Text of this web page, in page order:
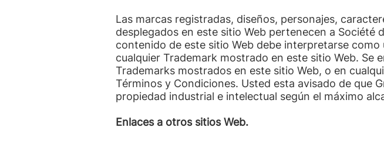
Las marcas registradas, diseños, personajes,
desplegados en este sitio Web pertenecen a Société
contenido de este sitio Web debe interpretarse
cualquier Trademark mostrado en este sitio Web. Se
Trademarks mostrados en este sitio Web, o en
Términos y Condiciones. Usted esta avisado de que
propiedad industrial e intelectual según el máximo
Enlaces a otros sitios Web.